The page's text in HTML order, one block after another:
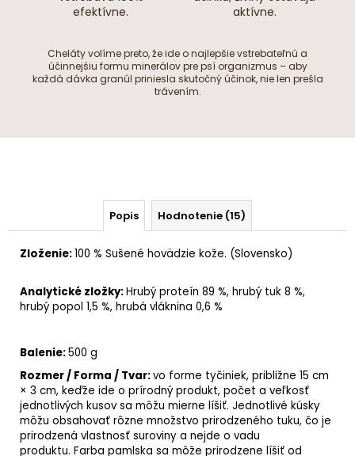
efektívne.
aktívne.
Cheláty volíme preto, že ide o najlepšie vstrebateľnú a
účinnejšiu formu minerálov pre psí organizmus – aby
každá dávka granúl priniesla skutočný účinok, nie len prešla
trávením.
Popis Hodnotenie (15)
Zloženie:100 % Sušené hovädzie kože. (Slovensko)
Analytické zložky:Hrubý proteín 89 %, hrubý tuk 8 %,
hrubý popol 1,5 %, hrubá vláknina 0,6 %
Balenie:500 g
Rozmer / Forma / Tvar:vo forme tyčiniek, približne 15 cm
× 3 cm, keďže ide o prírodný produkt, počet a veľkosť
jednotlivých kusov sa môžu mierne líšiť. Jednotlivé kúsky
môžu obsahovať rôzne množstvo prirodzeného tuku, čo je
prirodzená vlastnosť suroviny a nejde o vadu
produktu. Farba pamlska sa môže prirodzene líšiť od